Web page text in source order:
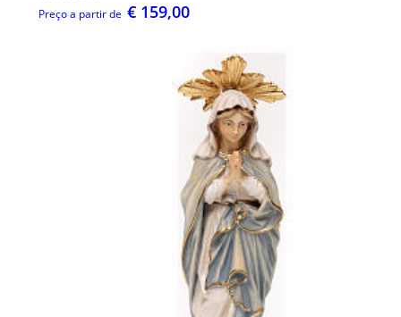
Preço a partir de € 159,00